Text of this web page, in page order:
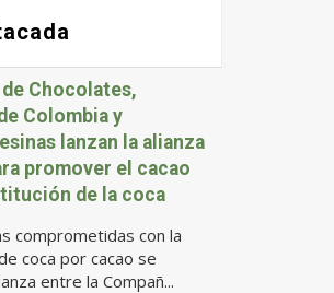
Chocolates,
Colombia y
lanzan la alianza
promover el cacao
de la coca
comprometidas con la
coca por cacao se
entre la Compañ...